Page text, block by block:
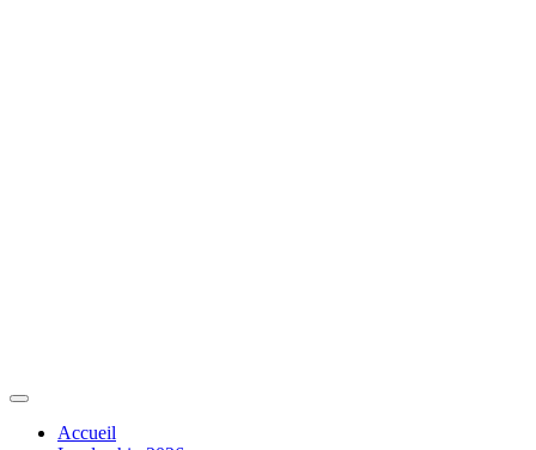
Accueil